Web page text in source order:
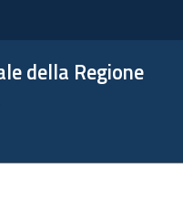
della Regione